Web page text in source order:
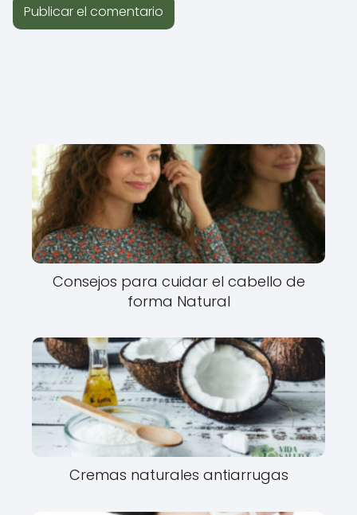
Consejos para cuidar el cabello de
forma Natural
Cremas naturales antiarrugas